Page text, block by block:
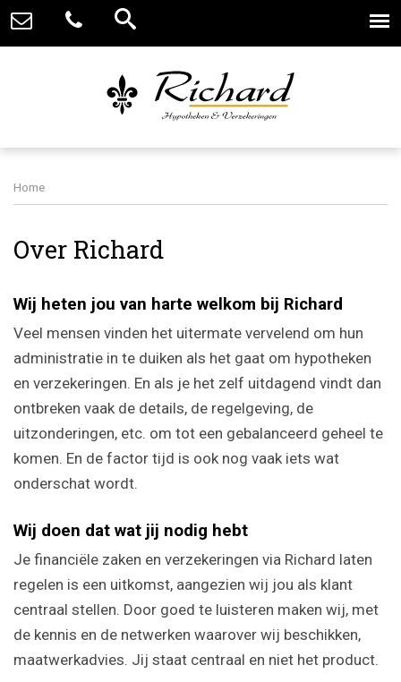
Home
Over Richard
Wij heten jou van harte welkom bij Richard
Veel mensen vinden het uitermate vervelend om hun
administratie in te duiken als het gaat om hypotheken
en verzekeringen. En als je het zelf uitdagend vindt dan
ontbreken vaak de details, de regelgeving, de
uitzonderingen, etc. om tot een gebalanceerd geheel te
komen. En de factor tijd is ook nog vaak iets wat
onderschat wordt.
Wij doen dat wat jij nodig hebt
Je financiële zaken en verzekeringen via Richard laten
regelen is een uitkomst, aangezien wij jou als klant
centraal stellen. Door goed te luisteren maken wij, met
de kennis en de netwerken waarover wij beschikken,
maatwerkadvies. Jij staat centraal en niet het product.